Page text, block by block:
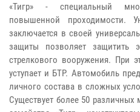
«Тигр» - специальный
повышенной проходимости.
заключается в своей
защиты позволяет
стрелкового вооружения. При
уступает и БТР. Автомобиль
личного состава в сложных
Существует более 50